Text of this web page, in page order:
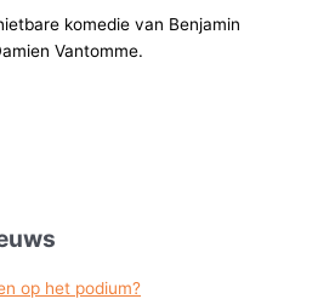
komedie van Benjamin
Vantomme.
op het podium?